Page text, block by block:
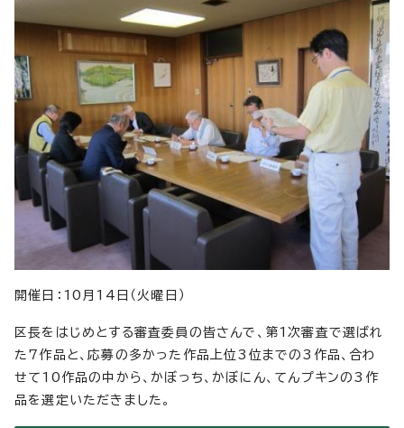
開催日：10月14日（火曜日）
区長をはじめとする審査委員の皆さんで、第1次審査で選ばれ
た7作品と、応募の多かった作品上位3位までの3作品、合わ
せて10作品の中から、かぼっち、かぼにん、てんプキンの3作
品を選定いただきました。